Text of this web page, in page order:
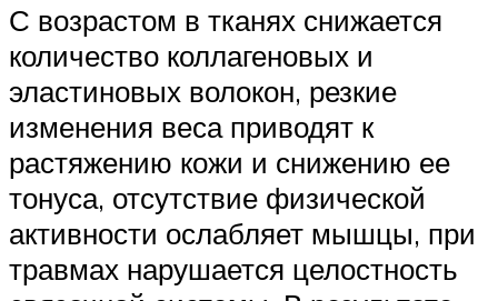
С возрастом в тканях снижается
количество коллагеновых и
эластиновых волокон, резкие
изменения веса приводят к
растяжению кожи и снижению ее
тонуса, отсутствие физической
активности ослабляет мышцы, при
травмах нарушается целостность